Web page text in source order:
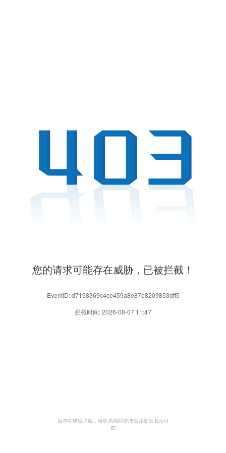
您的请求可能存在威胁，已被拦截！
EventID: d7198369c4ce459a8e87e8209853dff5
拦截时间: 2026-08-07 11:47
如存在错误拦截，请联系网站管理员并提供 Event
ID